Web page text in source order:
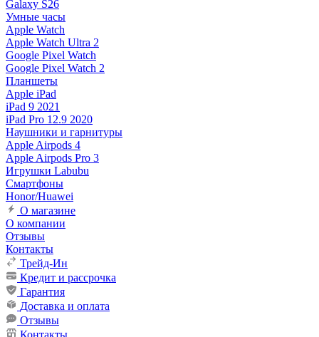
Galaxy S26
Умные часы
Apple Watch
Apple Watch Ultra 2
Google Pixel Watch
Google Pixel Watch 2
Планшеты
Apple iPad
iPad 9 2021
iPad Pro 12.9 2020
Наушники и гарнитуры
Apple Airpods 4
Apple Airpods Pro 3
Игрушки Labubu
Смартфоны
Honor/Huawei
О магазине
О компании
Отзывы
Контакты
Трейд-Ин
Кредит и рассрочка
Гарантия
Доставка и оплата
Отзывы
Контакты